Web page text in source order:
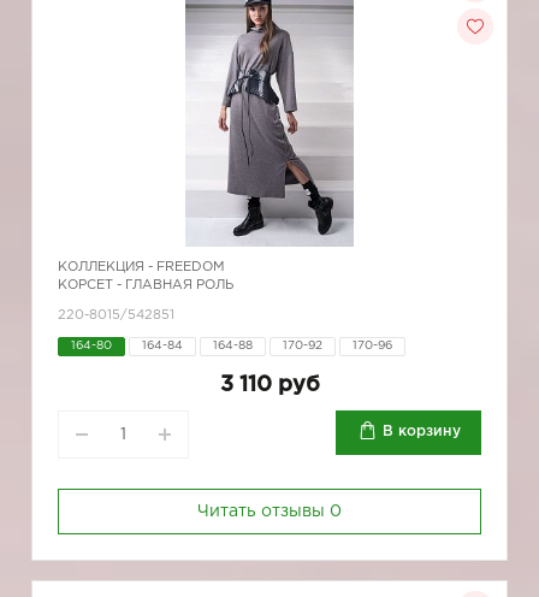
КОЛЛЕКЦИЯ - FREEDOM
КОРСЕТ - ГЛАВНАЯ РОЛЬ
220-8015/542851
164-80 164-84 164-88 170-92 170-96
3 110 руб
В корзину
Читать отзывы 0